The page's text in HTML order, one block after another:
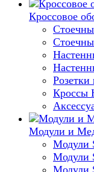
Кроссовое
Розетки
Кроссы
Модули и
Модули
Модули
Модули